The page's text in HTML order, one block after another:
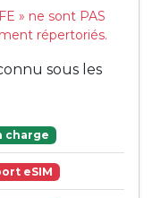
» ne sont PAS
répertoriés.
sous les
charge
eSIM